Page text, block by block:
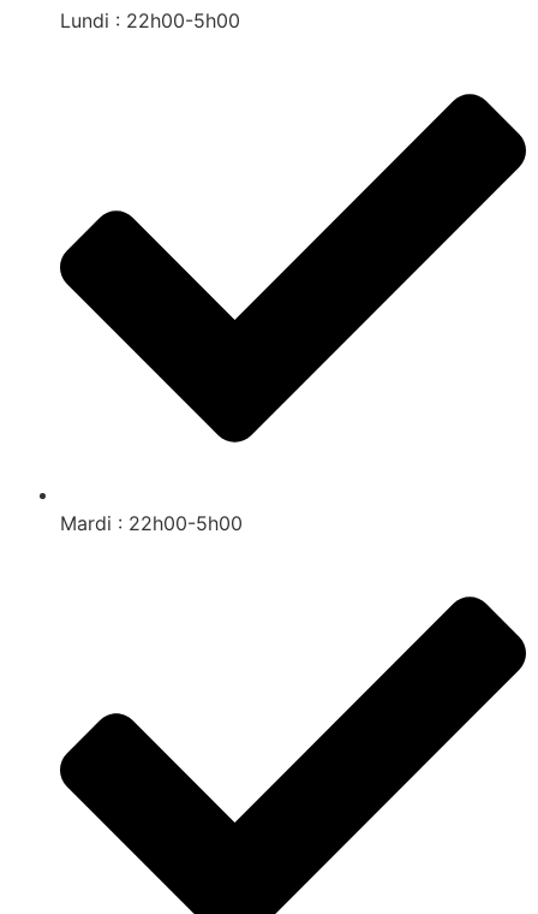
Lundi : 22h00-5h00
Mardi : 22h00-5h00